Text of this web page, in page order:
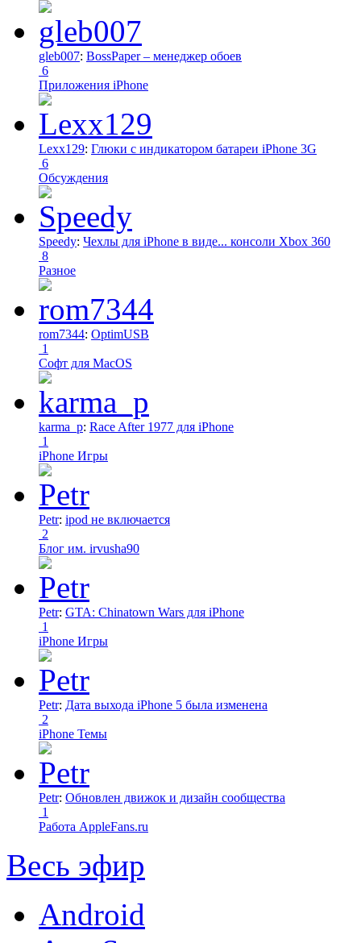
gleb007: BossPaper – менеджер обоев
6
Приложения iPhone
Lexx129: Глюки с индикатором батареи iPhone 3G
6
Обсуждения
Speedy: Чехлы для iPhone в виде... консоли Xbox 360
8
Разное
rom7344: OptimUSB
1
Софт для MacOS
karma_p: Race After 1977 для iPhone
1
iPhone Игры
Petr: ipod не включается
2
Блог им. irvusha90
Petr: GTA: Chinatown Wars для iPhone
1
iPhone Игры
Petr: Дата выхода iPhone 5 была изменена
2
iPhone Темы
Petr: Обновлен движок и дизайн сообщества
1
Работа AppleFans.ru
Весь эфир
Android